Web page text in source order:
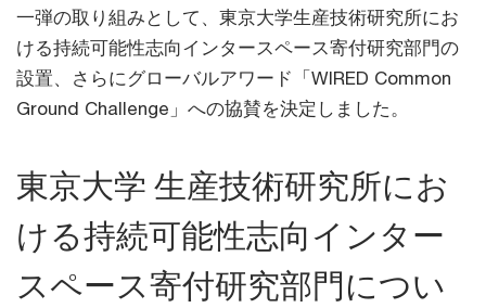
一弾の取り組みとして、東京大学生産技術研究所にお
ける持続可能性志向インタースペース寄付研究部門の
設置、さらにグローバルアワード「WIRED Common
Ground Challenge」への協賛を決定しました。
東京大学 生産技術研究所にお
ける持続可能性志向インター
スペース寄付研究部門につい